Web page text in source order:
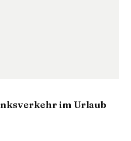
im Urlaub